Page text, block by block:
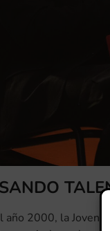
2000, la Joven